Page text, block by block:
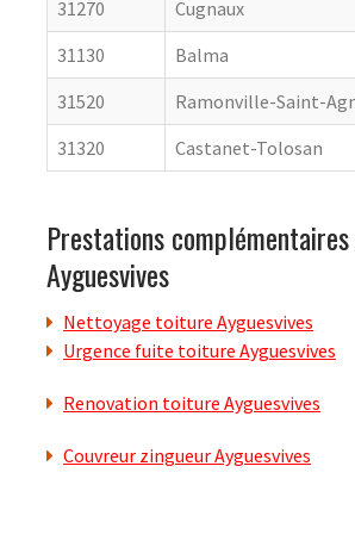
31270
Cugnaux
31130
Balma
31520
Ramonville-Saint-
31320
Castanet-Tolosan
Prestations
Ayguesvives
Nettoyage toiture Ayguesvives
Urgence fuite toiture Ayguesvives
Renovation toiture Ayguesvives
Couvreur zingueur Ayguesvives